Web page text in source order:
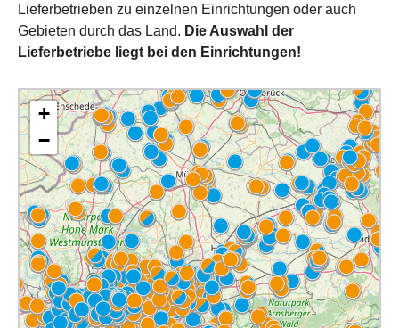
Lieferbetrieben zu einzelnen Einrichtungen oder auch
Gebieten durch das Land. Die Auswahl der
Lieferbetriebe liegt bei den Einrichtungen!
+
−